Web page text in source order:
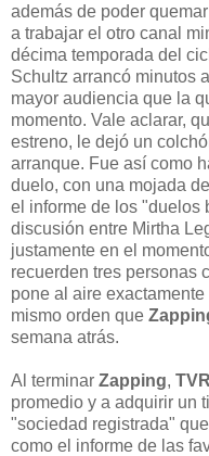
además de poder
a trabajar el otro canal
décima temporada del
Schultz arrancó minutos
mayor audiencia que la
momento. Vale aclarar,
estreno, le dejó un
arranque. Fue así como
duelo, con una mojada
el informe de los "duelos
discusión entre Mirtha
justamente en el
recuerden tres personas
pone al aire
mismo orden que
semana atrás.
Al terminar Zapping, TVR
promedio y a adquirir un
"sociedad registrada"
como el informe de las